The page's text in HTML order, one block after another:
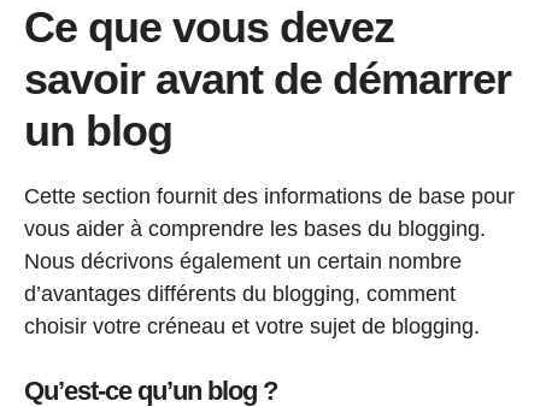
Ce que vous devez
savoir avant de démarrer
un blog
Cette section fournit des informations de base pour
vous aider à comprendre les bases du blogging.
Nous décrivons également un certain nombre
d’avantages différents du blogging, comment
choisir votre créneau et votre sujet de blogging.
Qu’est-ce qu’un blog ?